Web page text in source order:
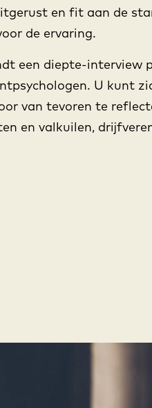
en fit aan de
de ervaring.
een diepte-interview
U kunt
van tevoren te
en valkuilen,